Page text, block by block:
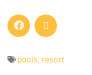
pools, resort